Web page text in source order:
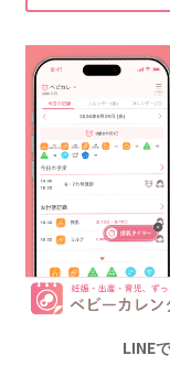
LINE